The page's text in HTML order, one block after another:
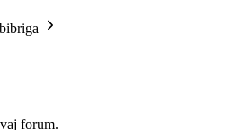
forum.